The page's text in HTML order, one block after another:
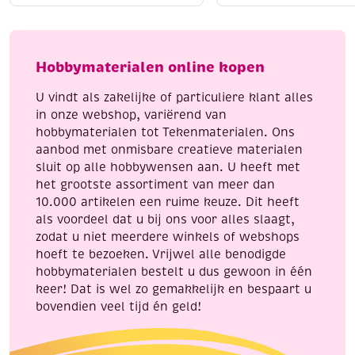
eenden
aantal
Hobbymaterialen online kopen
U vindt als zakelijke of particuliere klant alles
in onze webshop, variërend van
hobbymaterialen tot Tekenmaterialen. Ons
aanbod met onmisbare creatieve materialen
sluit op alle hobbywensen aan. U heeft met
het grootste assortiment van meer dan
10.000 artikelen een ruime keuze. Dit heeft
als voordeel dat u bij ons voor alles slaagt,
zodat u niet meerdere winkels of webshops
hoeft te bezoeken. Vrijwel alle benodigde
hobbymaterialen bestelt u dus gewoon in één
keer! Dat is wel zo gemakkelijk en bespaart u
bovendien veel tijd én geld!